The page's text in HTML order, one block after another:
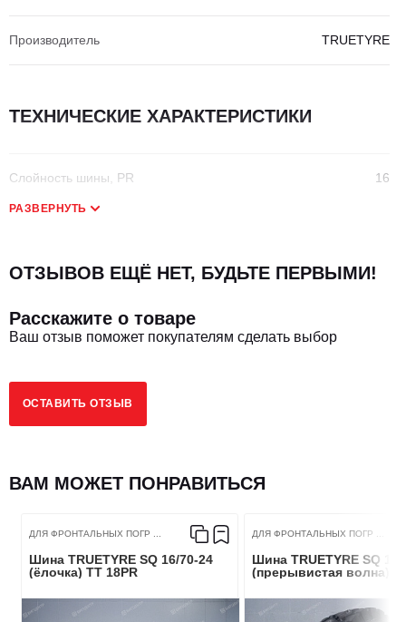
Производитель TRUETYRE
ТЕХНИЧЕСКИЕ ХАРАКТЕРИСТИКИ
Слойность шины, PR 16
Исполнение шины Пневматическая
Посадочный диаметр
Тип оси
Максимальная нагрузка (кг) 1750
Индекс нагрузки
РАЗВЕРНУТЬ
ОТЗЫВОВ ЕЩЁ НЕТ, БУДЬТЕ ПЕРВЫМИ!
Расскажите о товаре
Ваш отзыв поможет покупателям сделать выбор
ОСТАВИТЬ ОТЗЫВ
ВАМ МОЖЕТ ПОНРАВИТЬСЯ
ДЛЯ ФРОНТАЛЬНЫХ ПОГР ...
Шина TRUETYRE SQ 16/70-24
(ёлочка) TT 18PR
ДЛЯ ФРОНТАЛЬНЫХ ПОГР ...
Шина TRUETYRE SQ 16/
(прерывистая волна)